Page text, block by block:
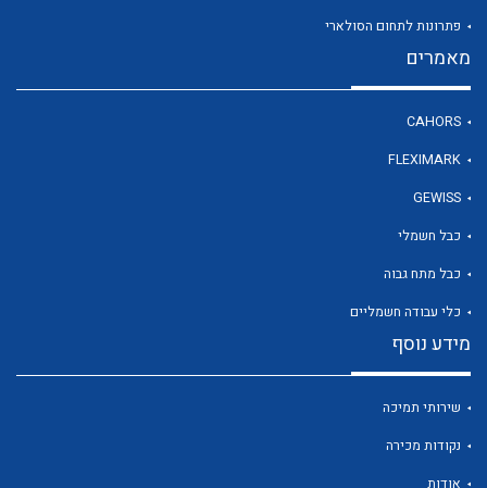
לכל מוצרי היצרן
פתרונות לתחום הסולארי
מאמרים
CAHORS
FLEXIMARK
GEWISS
כבל חשמלי
כבל מתח גבוה
כלי עבודה חשמליים
מידע נוסף
שירותי תמיכה
נקודות מכירה
אודות